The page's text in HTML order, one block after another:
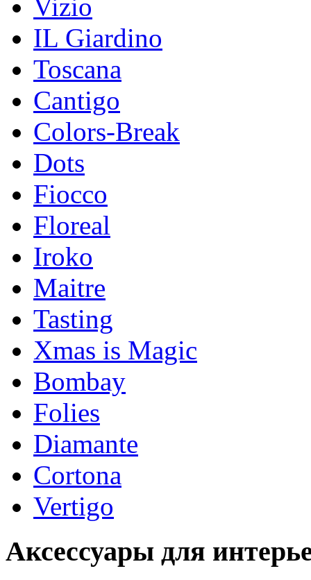
Vizio
IL Giardino
Toscana
Cantigo
Colors-Break
Dots
Fiocco
Floreal
Iroko
Maitre
Tasting
Xmas is Magic
Bombay
Folies
Diamante
Cortona
Vertigo
Аксессуары для